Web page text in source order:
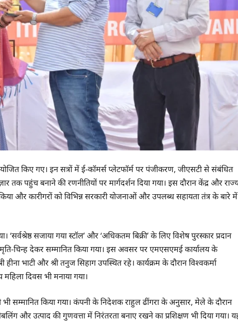
किए गए। इन सत्रों में ई-कॉमर्स प्लेटफॉर्म पर पंजीकरण, जीएसटी से संबंधित
तक पहुंच बनाने की रणनीतियों पर मार्गदर्शन दिया गया। इस दौरान केंद्र और
और कारीगरों को विभिन्न सरकारी योजनाओं और उपलब्ध सहायता तंत्र के बारे में
‘सर्वश्रेष्ठ सजाया गया स्टॉल’ और ‘अधिकतम बिक्री’ के लिए विशेष पुरस्कार प्रदान
चिन्ह देकर सम्मानित किया गया। इस अवसर पर एमएसएमई कार्यालय के
भाटी और श्री तनुज सिहाग उपस्थित रहे। कार्यक्रम के दौरान विश्वकर्मा
दिवस भी मनाया गया।
किया गया। कंपनी के निदेशक राहुल ढींगरा के अनुसार, मेले के दौरान
और उत्पाद की गुणवत्ता में निरंतरता बनाए रखने का प्रशिक्षण भी दिया गया।